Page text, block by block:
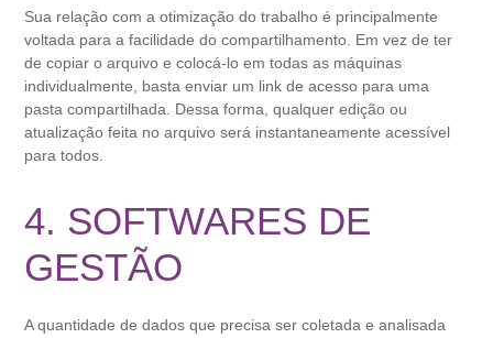
Sua relação com a otimização do trabalho é principalmente
voltada para a facilidade do compartilhamento. Em vez de ter
de copiar o arquivo e colocá-lo em todas as máquinas
individualmente, basta enviar um link de acesso para uma
pasta compartilhada. Dessa forma, qualquer edição ou
atualização feita no arquivo será instantaneamente acessível
para todos.
4. SOFTWARES DE
GESTÃO
A quantidade de dados que precisa ser coletada e analisada